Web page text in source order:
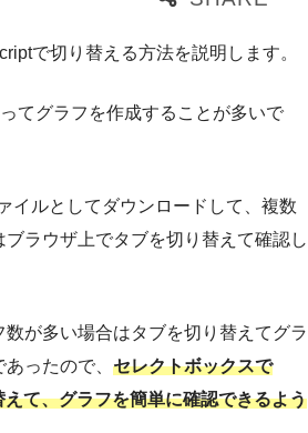
で切り替える方法を説明します。
てグラフを作成することが多いで
イルとしてダウンロードして、複数
ラウザ上でタブを切り替えて確認し
数が多い場合はタブを切り替えてグラ
ったので、 セレクトボックスで
て、グラフを簡単に確認できるよう